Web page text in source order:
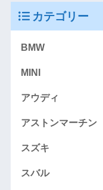
カテゴリー
BMW
MINI
アウディ
アストンマーチン
スズキ
スバル